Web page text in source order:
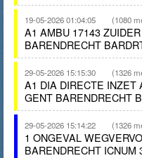
19-05-2026 01:04:05 (1080
A1 AMBU 17143
BARENDRECHT
29-05-2026 15:15:30 (1326
A1 DIA DIRECTE INZET
GENT BARENDRECHT
29-05-2026 15:14:22 (1326
1 ONGEVAL
BARENDRECHT ICNUM